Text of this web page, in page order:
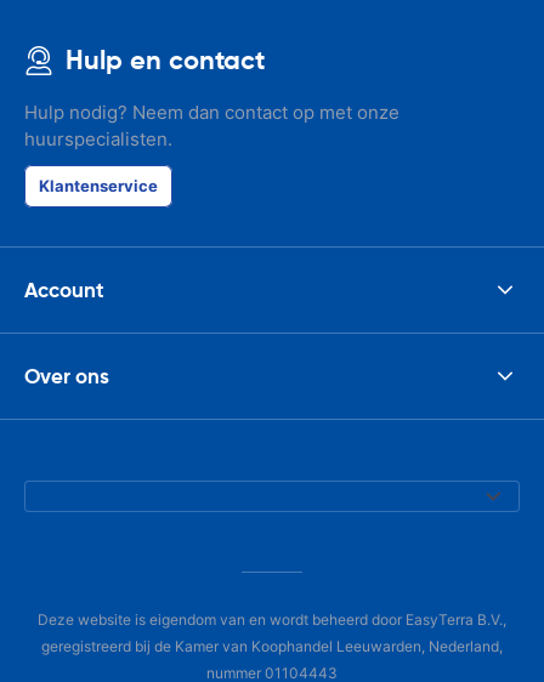
Hulp en contact
Hulp nodig? Neem dan contact op met onze
huurspecialisten.
Klantenservice
Account
Over ons
Deze website is eigendom van en wordt beheerd door EasyTerra B.V.,
geregistreerd bij de Kamer van Koophandel Leeuwarden, Nederland,
nummer 01104443